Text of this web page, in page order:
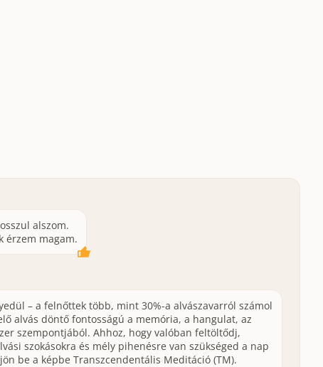
alszom.
érzem magam.
– a felnőttek több, mint 30%-a alvászavarról számol
alvás döntő fontosságú a memória, a hangulat, az
szempontjából. Ahhoz, hogy valóban feltöltődj,
szokásokra és mély pihenésre van szükséged a nap
be a képbe Transzcendentális Meditáció (TM).